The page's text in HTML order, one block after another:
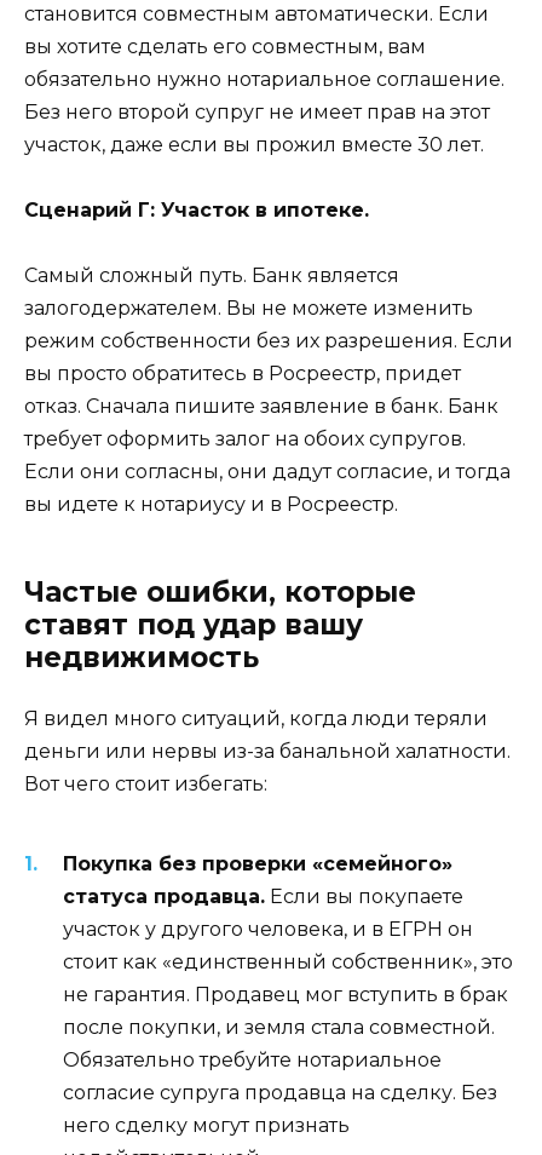
становится совместным автоматически. Если
вы хотите сделать его совместным, вам
обязательно нужно нотариальное соглашение.
Без него второй супруг не имеет прав на этот
участок, даже если вы прожил вместе 30 лет.
Сценарий Г: Участок в ипотеке.
Самый сложный путь. Банк является
залогодержателем. Вы не можете изменить
режим собственности без их разрешения. Если
вы просто обратитесь в Росреестр, придет
отказ. Сначала пишите заявление в банк. Банк
требует оформить залог на обоих супругов.
Если они согласны, они дадут согласие, и тогда
вы идете к нотариусу и в Росреестр.
Частые ошибки, которые
ставят под удар вашу
недвижимость
Я видел много ситуаций, когда люди теряли
деньги или нервы из-за банальной халатности.
Вот чего стоит избегать:
Покупка без проверки «семейного»
статуса продавца. Если вы покупаете
участок у другого человека, и в ЕГРН он
стоит как «единственный собственник», это
не гарантия. Продавец мог вступить в брак
после покупки, и земля стала совместной.
Обязательно требуйте нотариальное
согласие супруга продавца на сделку. Без
него сделку могут признать